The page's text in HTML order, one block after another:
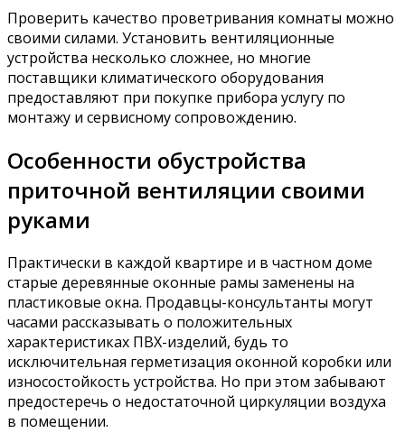
Проверить качество проветривания комнаты можно
своими силами. Установить вентиляционные
устройства несколько сложнее, но многие
поставщики климатического оборудования
предоставляют при покупке прибора услугу по
монтажу и сервисному сопровождению.
Особенности обустройства
приточной вентиляции своими
руками
Практически в каждой квартире и в частном доме
старые деревянные оконные рамы заменены на
пластиковые окна. Продавцы-консультанты могут
часами рассказывать о положительных
характеристиках ПВХ-изделий, будь то
исключительная герметизация оконной коробки или
износостойкость устройства. Но при этом забывают
предостеречь о недостаточной циркуляции воздуха
в помещении.